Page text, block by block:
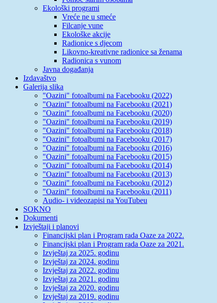
Ekološki programi
Vreće ne u smeće
Filcanje vune
Ekološke akcije
Radionice s djecom
Likovno-kreativne radionice sa ženama
Radionica s vunom
Javna događanja
Izdavaštvo
Galerija slika
"Oazini" fotoalbumi na Facebooku (2022)
"Oazini" fotoalbumi na Facebooku (2021)
"Oazini" fotoalbumi na Facebooku (2020)
"Oazini" fotoalbumi na Facebooku (2019)
"Oazini" fotoalbumi na Facebooku (2018)
"Oazini" fotoalbumi na Facebooku (2017)
"Oazini" fotoalbumi na Facebooku (2016)
"Oazini" fotoalbumi na Facebooku (2015)
"Oazini" fotoalbumi na Facebooku (2014)
"Oazini" fotoalbumi na Facebooku (2013)
"Oazini" fotoalbumi na Facebooku (2012)
"Oazini" fotoalbumi na Facebooku (2011)
Audio- i videozapisi na YouTubeu
SOKNO
Dokumenti
Izvještaji i planovi
Financijski plan i Program rada Oaze za 2022.
Financijski plan i Program rada Oaze za 2021.
Izvještaj za 2025. godinu
Izvještaj za 2024. godinu
Izvještaj za 2022. godinu
Izvještaj za 2021. godinu
Izvještaj za 2020. godinu
Izvještaj za 2019. godinu